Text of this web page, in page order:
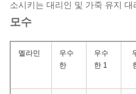
소시키는 대리인 및 가죽 유지
모수
멜라민
우수
한
우수
한 1